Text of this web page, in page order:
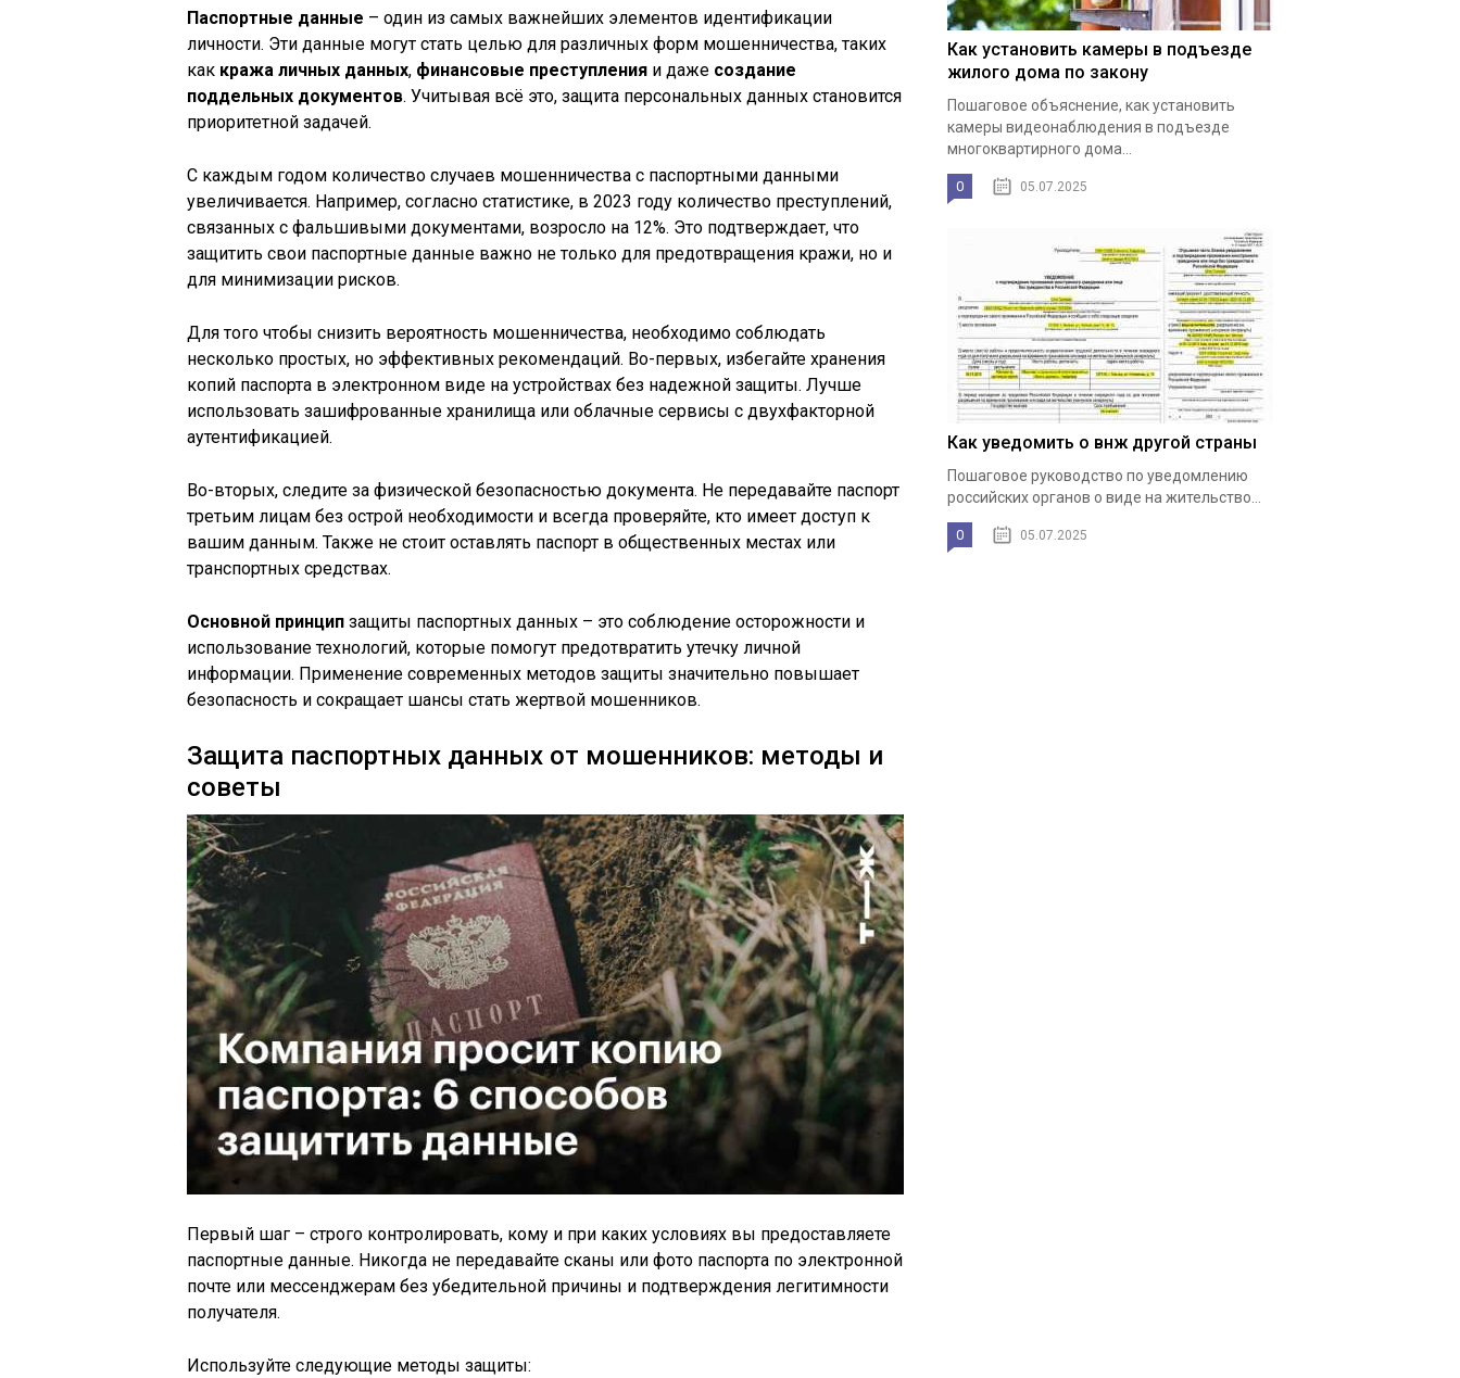
Паспортные данные – один из самых важнейших элементов идентификации
личности. Эти данные могут стать целью для различных форм мошенничества, таких
как кража личных данных, финансовые преступления и даже создание
поддельных документов. Учитывая всё это, защита персональных данных становится
приоритетной задачей.
С каждым годом количество случаев мошенничества с паспортными данными
увеличивается. Например, согласно статистике, в 2023 году количество преступлений,
связанных с фальшивыми документами, возросло на 12%. Это подтверждает, что
защитить свои паспортные данные важно не только для предотвращения кражи, но и
для минимизации рисков.
Для того чтобы снизить вероятность мошенничества, необходимо соблюдать
несколько простых, но эффективных рекомендаций. Во-первых, избегайте хранения
копий паспорта в электронном виде на устройствах без надежной защиты. Лучше
использовать зашифрованные хранилища или облачные сервисы с двухфакторной
аутентификацией.
Во-вторых, следите за физической безопасностью документа. Не передавайте паспорт
третьим лицам без острой необходимости и всегда проверяйте, кто имеет доступ к
вашим данным. Также не стоит оставлять паспорт в общественных местах или
транспортных средствах.
Основной принцип защиты паспортных данных – это соблюдение осторожности и
использование технологий, которые помогут предотвратить утечку личной
информации. Применение современных методов защиты значительно повышает
безопасность и сокращает шансы стать жертвой мошенников.
Защита паспортных данных от мошенников: методы и
советы
Первый шаг – строго контролировать, кому и при каких условиях вы предоставляете
паспортные данные. Никогда не передавайте сканы или фото паспорта по электронной
почте или мессенджерам без убедительной причины и подтверждения легитимности
получателя.
Используйте следующие методы защиты:
Как установить камеры в подъезде
жилого дома по закону
Пошаговое объяснение, как установить
камеры видеонаблюдения в подъезде
многоквартирного дома...
0 05.07.2025
Как уведомить о внж другой страны
Пошаговое руководство по уведомлению
российских органов о виде на жительство...
0 05.07.2025